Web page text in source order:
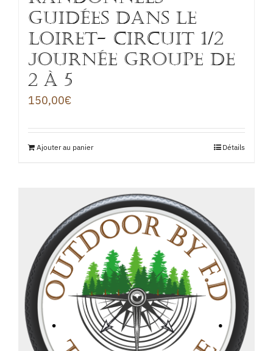
GUIDÉES DANS LE
LOIRET- Circuit 1/2
journée groupe de
2 à 5
150,00€
Ajouter au panier Détails